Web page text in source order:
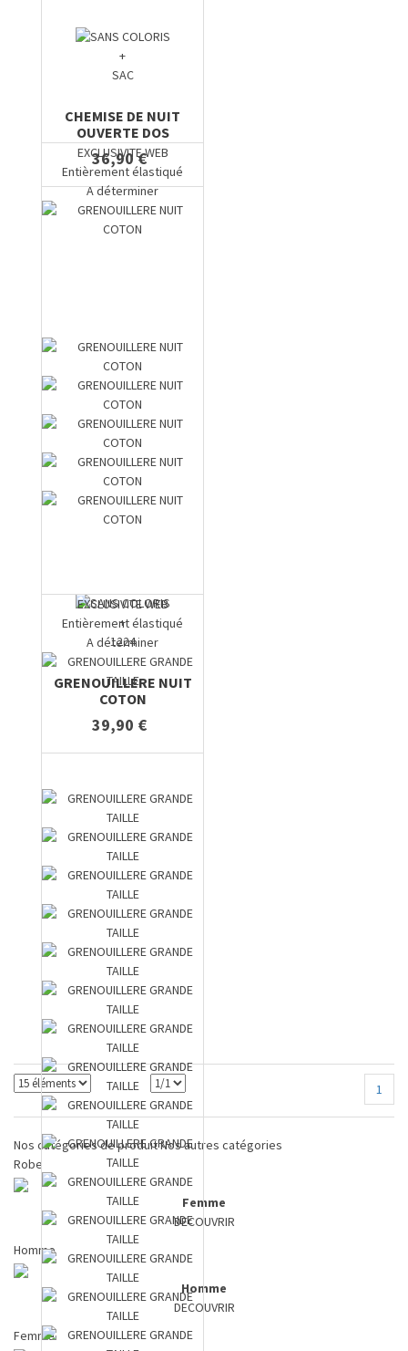
+
SAC
CHEMISE DE NUIT
OUVERTE DOS
36,90 €
EXCLUSIVITE WEB
Entièrement élastiqué
A déterminer
+
1224
GRENOUILLERE NUIT
COTON
39,90 €
EXCLUSIVITE WEB
Entièrement élastiqué
A déterminer
1
Nos catégories de produitNos autres catégories
Robe
Femme
DECOUVRIR
Homme
Homme
DECOUVRIR
Femme